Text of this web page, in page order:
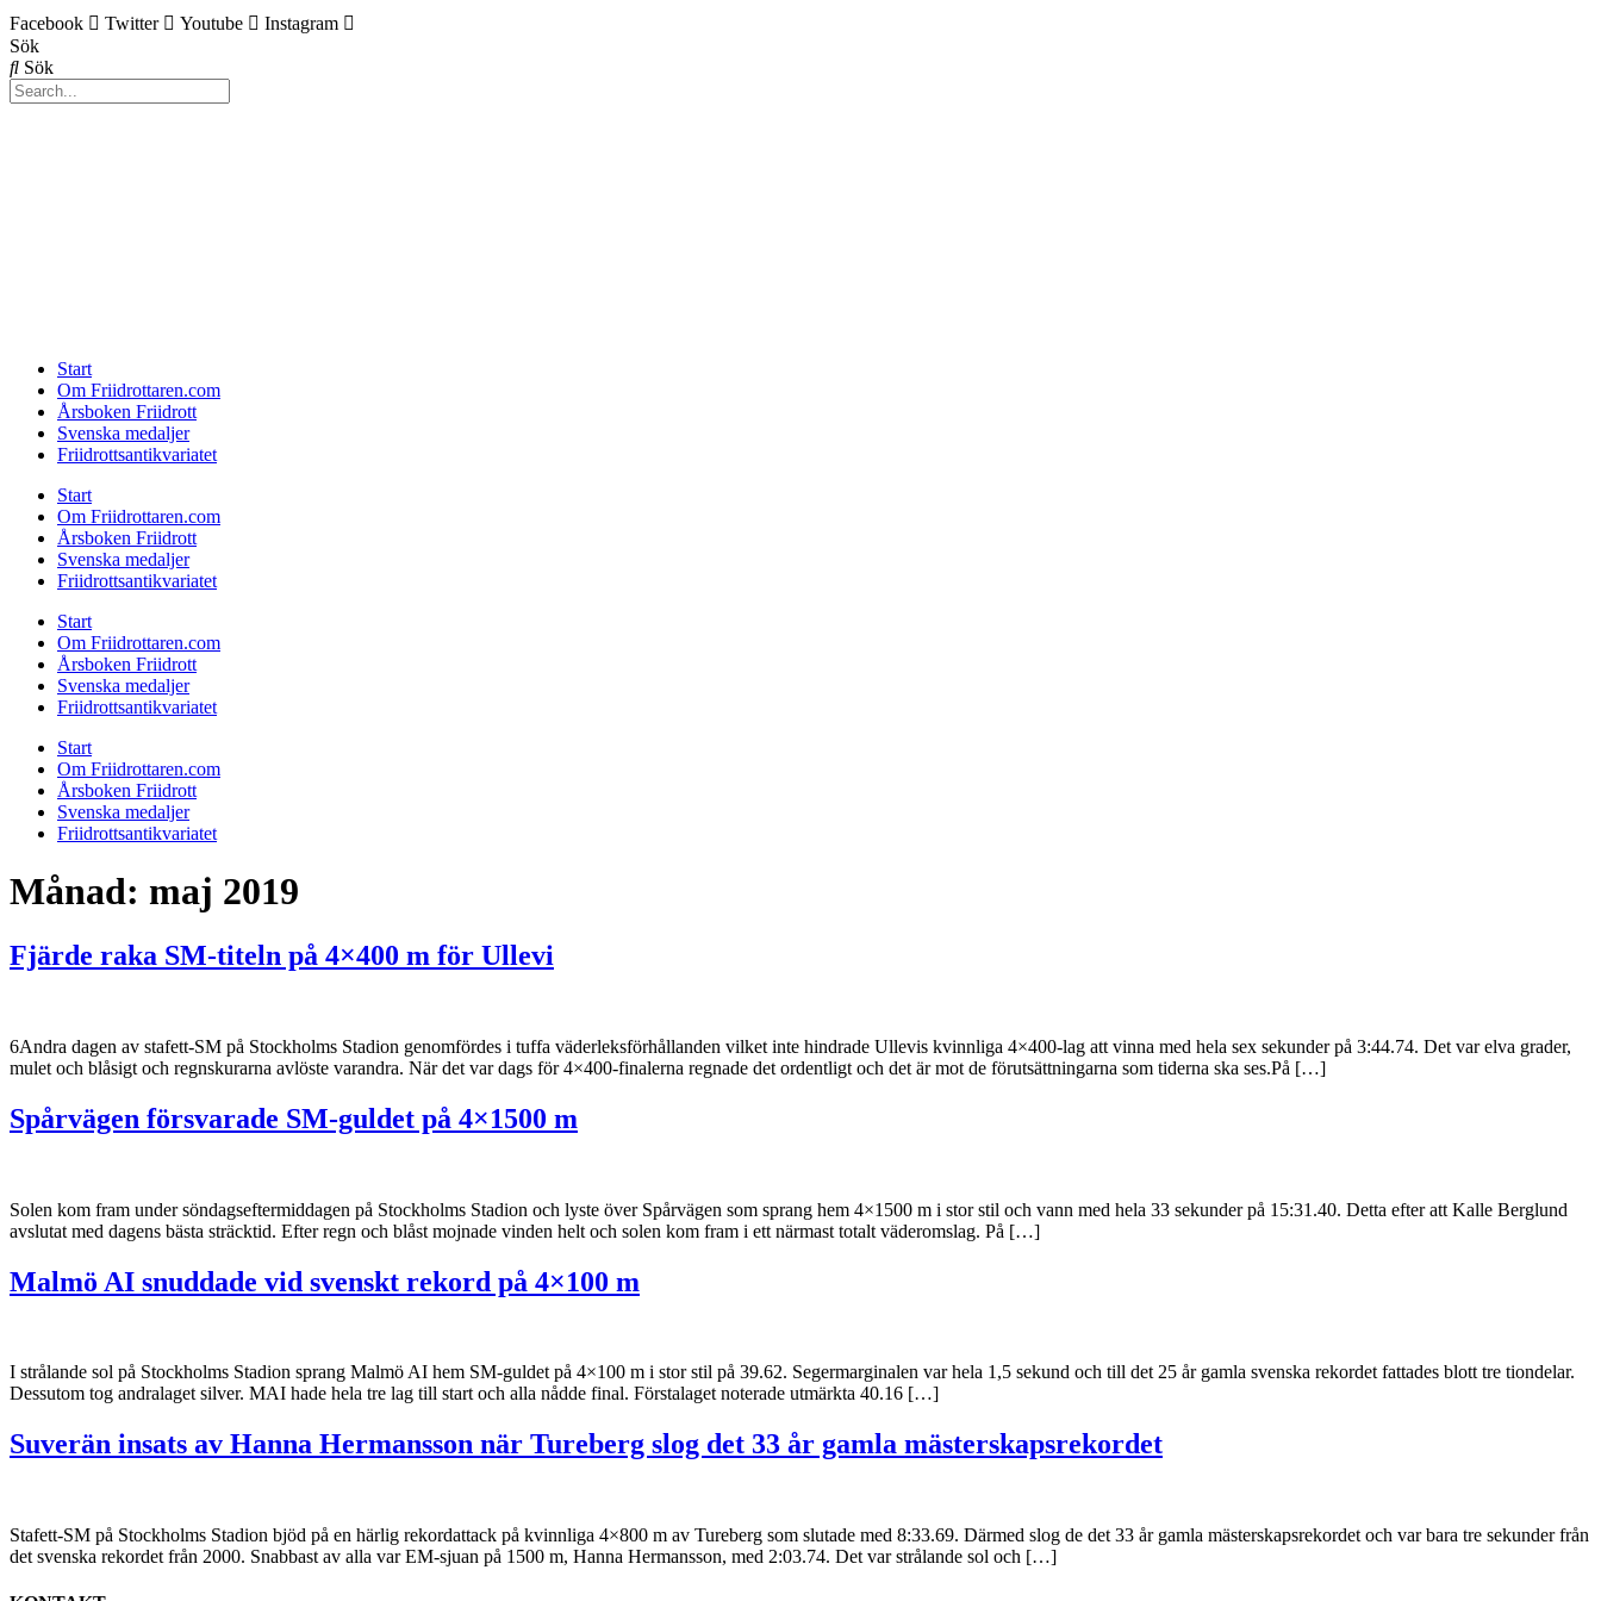
Facebook Twitter Youtube
Instagram
Sök
Sök
Start
Om Friidrottaren.com
Årsboken Friidrott
Svenska medaljer
Friidrottsantikvariatet
Start
Om Friidrottaren.com
Årsboken Friidrott
Svenska medaljer
Friidrottsantikvariatet
Start
Om Friidrottaren.com
Årsboken Friidrott
Svenska medaljer
Friidrottsantikvariatet
Start
Om Friidrottaren.com
Årsboken Friidrott
Svenska medaljer
Friidrottsantikvariatet
Månad: maj 2019
Fjärde raka SM-titeln på 4×400 m för Ullevi
6Andra dagen av stafett-SM på Stockholms Stadion genomfördes i tuffa väderleksförhållanden vilket inte hindrade Ullevis kvinnliga 4×400-lag att vinna med hela sex sekunder på 3:44.74. Det var elva grader,
mulet och blåsigt och regnskurarna avlöste varandra. När det var dags för 4×400-finalerna regnade det ordentligt och det är mot de förutsättningarna som tiderna ska ses.På […]
Spårvägen försvarade SM-guldet på 4×1500 m
Solen kom fram under söndagseftermiddagen på Stockholms Stadion och lyste över Spårvägen som sprang hem 4×1500 m i stor stil och vann med hela 33 sekunder på 15:31.40. Detta efter att Kalle Berglund
avslutat med dagens bästa sträcktid. Efter regn och blåst mojnade vinden helt och solen kom fram i ett närmast totalt väderomslag. På […]
Malmö AI snuddade vid svenskt rekord på 4×100 m
I strålande sol på Stockholms Stadion sprang Malmö AI hem SM-guldet på 4×100 m i stor stil på 39.62. Segermarginalen var hela 1,5 sekund och till det 25 år gamla svenska rekordet fattades blott tre tiondelar.
Dessutom tog andralaget silver. MAI hade hela tre lag till start och alla nådde final. Förstalaget noterade utmärkta 40.16 […]
Suverän insats av Hanna Hermansson när Tureberg slog det 33 år gamla mästerskapsrekordet
Stafett-SM på Stockholms Stadion bjöd på en härlig rekordattack på kvinnliga 4×800 m av Tureberg som slutade med 8:33.69. Därmed slog de det 33 år gamla mästerskapsrekordet och var bara tre sekunder från
det svenska rekordet från 2000. Snabbast av alla var EM-sjuan på 1500 m, Hanna Hermansson, med 2:03.74. Det var strålande sol och […]